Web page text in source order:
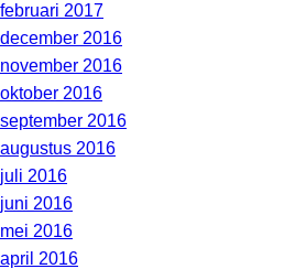
februari 2017
december 2016
november 2016
oktober 2016
september 2016
augustus 2016
juli 2016
juni 2016
mei 2016
april 2016